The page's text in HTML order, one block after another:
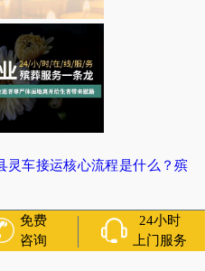
灵车接运核心流程是什么？殡
务内容是什么？丧葬一条龙在线咨
免费
咨询
24小时
上门服务